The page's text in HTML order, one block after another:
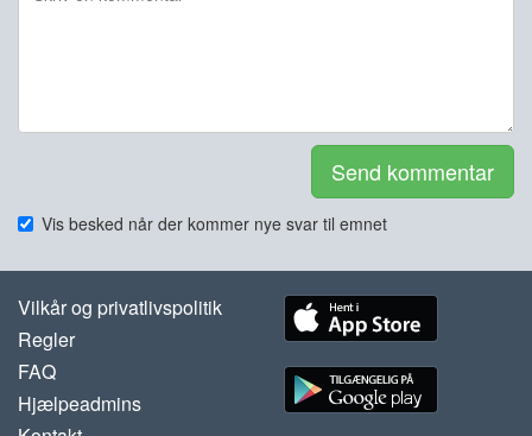
Send kommentar
Vis besked når der kommer nye svar til emnet
Vilkår og privatlivspolitik
Regler
FAQ
Hjælpeadmins